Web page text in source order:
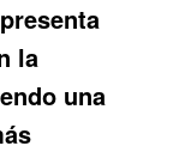
la
una